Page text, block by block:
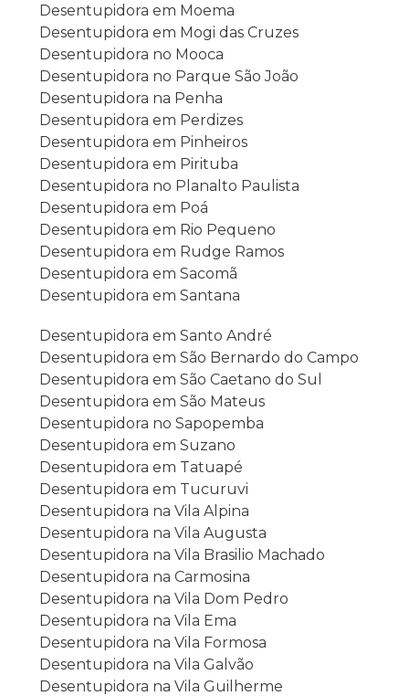
Desentupidora em Moema
Desentupidora em Mogi das Cruzes
Desentupidora no Mooca
Desentupidora no Parque São João
Desentupidora na Penha
Desentupidora em Perdizes
Desentupidora em Pinheiros
Desentupidora em Pirituba
Desentupidora no Planalto Paulista
Desentupidora em Poá
Desentupidora em Rio Pequeno
Desentupidora em Rudge Ramos
Desentupidora em Sacomã
Desentupidora em Santana
Desentupidora em Santo André
Desentupidora em São Bernardo do Campo
Desentupidora em São Caetano do Sul
Desentupidora em São Mateus
Desentupidora no Sapopemba
Desentupidora em Suzano
Desentupidora em Tatuapé
Desentupidora em Tucuruvi
Desentupidora na Vila Alpina
Desentupidora na Vila Augusta
Desentupidora na Vila Brasilio Machado
Desentupidora na Carmosina
Desentupidora na Vila Dom Pedro
Desentupidora na Vila Ema
Desentupidora na Vila Formosa
Desentupidora na Vila Galvão
Desentupidora na Vila Guilherme